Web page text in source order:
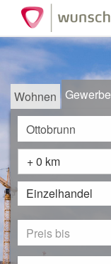
Wohnen Gewerbe
+ 0 km
Einzelhandel